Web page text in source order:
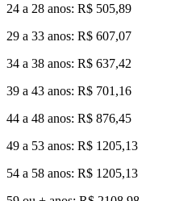
24 a 28 anos: R$ 505,89
29 a 33 anos: R$ 607,07
34 a 38 anos: R$ 637,42
39 a 43 anos: R$ 701,16
44 a 48 anos: R$ 876,45
49 a 53 anos: R$ 1205,13
54 a 58 anos: R$ 1205,13